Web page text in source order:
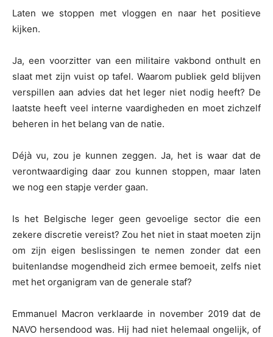
Laten we stoppen met vloggen en naar het positieve
kijken.
Ja, een voorzitter van een militaire vakbond onthult en
slaat met zijn vuist op tafel. Waarom publiek geld blijven
verspillen aan advies dat het leger niet nodig heeft? De
laatste heeft veel interne vaardigheden en moet zichzelf
beheren in het belang van de natie.
Déjà vu, zou je kunnen zeggen. Ja, het is waar dat de
verontwaardiging daar zou kunnen stoppen, maar laten
we nog een stapje verder gaan.
Is het Belgische leger geen gevoelige sector die een
zekere discretie vereist? Zou het niet in staat moeten zijn
om zijn eigen beslissingen te nemen zonder dat een
buitenlandse mogendheid zich ermee bemoeit, zelfs niet
met het organigram van de generale staf?
Emmanuel Macron verklaarde in november 2019 dat de
NAVO hersendood was. Hij had niet helemaal ongelijk, of